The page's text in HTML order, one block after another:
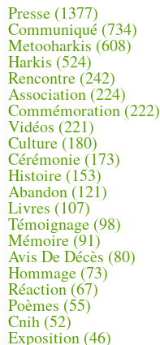
Presse (1377)
Communiqué (734)
Metooharkis (608)
Harkis (524)
Rencontre (242)
Association (224)
Commémoration(222)
Vidéos (221)
Culture(180)
Cérémonie (173)
Histoire (153)
Abandon(121)
Livres (107)
Témoignage (98)
Mémoire (91)
Avis De Décès (80)
Hommage (73)
Réaction(67)
Poèmes (55)
Cnih (52)
Exposition (46)